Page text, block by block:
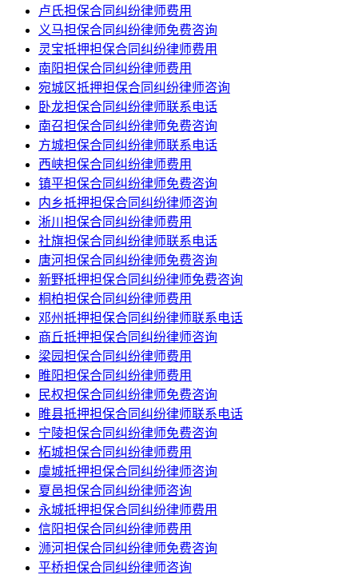
卢氏担保合同纠纷律师费用
义马担保合同纠纷律师免费咨询
灵宝抵押担保合同纠纷律师费用
南阳担保合同纠纷律师费用
宛城区抵押担保合同纠纷律师咨询
卧龙担保合同纠纷律师联系电话
南召担保合同纠纷律师免费咨询
方城担保合同纠纷律师联系电话
西峡担保合同纠纷律师费用
镇平担保合同纠纷律师免费咨询
内乡抵押担保合同纠纷律师咨询
淅川担保合同纠纷律师费用
社旗担保合同纠纷律师联系电话
唐河担保合同纠纷律师免费咨询
新野抵押担保合同纠纷律师免费咨询
桐柏担保合同纠纷律师费用
邓州抵押担保合同纠纷律师联系电话
商丘抵押担保合同纠纷律师咨询
梁园担保合同纠纷律师费用
睢阳担保合同纠纷律师费用
民权担保合同纠纷律师免费咨询
睢县抵押担保合同纠纷律师联系电话
宁陵担保合同纠纷律师免费咨询
柘城担保合同纠纷律师费用
虞城抵押担保合同纠纷律师咨询
夏邑担保合同纠纷律师咨询
永城抵押担保合同纠纷律师费用
信阳担保合同纠纷律师费用
浉河担保合同纠纷律师免费咨询
平桥担保合同纠纷律师咨询